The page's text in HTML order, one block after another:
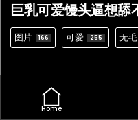
巨乳可爱馒头逼想舔
图片 166 可爱 255 无毛
Home